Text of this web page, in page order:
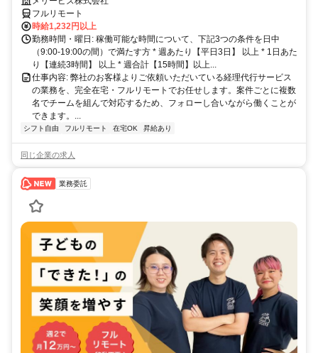
フルリモート
時給1,232円以上
勤務時間・曜日: 稼働可能な時間について、下記3つの条件を日中
（9:00-19:00の間）で満たす方 * 週あたり【平日3日】 以上 * 1日あた
り【連続3時間】 以上 * 週合計【15時間】以上...
仕事内容: 弊社のお客様よりご依頼いただいている経理代行サービス
の業務を、完全在宅・フルリモートでお任せします。案件ごとに複数
名でチームを組んで対応するため、フォローし合いながら働くことが
できます。...
シフト自由 フルリモート 在宅OK 昇給あり
同じ企業の求人
業務委託